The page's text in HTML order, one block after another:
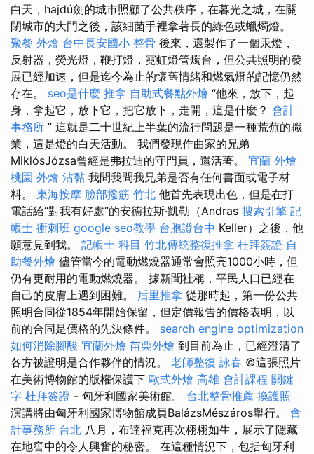
白天，hajdú劍的城市照顧了公共秩序，在暮光之城，在關
閉城市的大門之後，該細菌手裡拿著長的綠色或蠟燭燈。
聚餐 外燴 台中長安國小 整骨 後來，還製作了一個汞燈，
反射器，熒光燈，鞭打燈，霓虹燈管燭台，但公共照明的發
展已經加速，但是迄今為止的懷舊情緒和燃氣燈的記憶仍然
存在。 seo是什麼 推拿 自助式餐點外燴 “他來，放下，起
身，拿起它，放下它，把它放下，走開，這是什麼？ 會計
事務所 ” 這就是二十世紀上半葉的流行問題是一種荒蕪的職
業，這是燈的白天活動。 我們發現作曲家的兄弟
MiklósJózsa曾經是弗拉迪的守門員，還活著。 宜蘭 外燴
桃園 外燴 沾黏 我問我問我兄弟是否有任何書面或電子材
料。 東海按摩 臉部撥筋 竹北 他首先表現出色，但是在打
電話給“對我有好處”的安德拉斯·凱勒（Andras 搜索引擎 記
帳士 衝刺班 google seo教學 台胞證台中 Keller）之後，他
願意見到我。 記帳士 科目 竹北傳統整復推拿 杜拜簽證 自
助餐外燴 儘管當今的電動燃燒器通常會照亮1000小時，但
仍有更耐用的電動燃燒器。 據新聞社稱，平民人口已經在
自己的皮膚上遇到困難。 后里推拿 從那時起，第一份公共
照明合同從1854年開始保留，但定價報告的價格表明，以
前的合同是價格的先決條件。 search engine optimization
如何消除腳酸 宜蘭外燴 苗栗外燴 到目前為止，已經澄清了
各方被證明是合作夥伴的情況。 老師整復 詠春 ©這張照片
在美術博物館的版權保護下 歐式外燴 高雄 會計課程 關鍵
字 杜拜簽證 - 匈牙利國家美術館。 台北整骨推薦 換護照
演講將由匈牙利國家博物館成員BalázsMészáros舉行。 會
計事務所 台北 八月，布達福克再次栩栩如生，展示了隱藏
在地窖中的令人興奮的秘密。 在這種情況下，包括匈牙利